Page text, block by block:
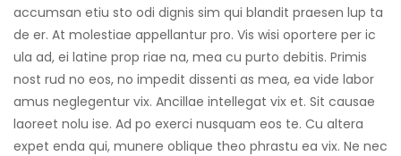
accumsan etiu sto odi dignis sim qui blandit praesen lup ta
de er. At molestiae appellantur pro. Vis wisi oportere per ic
ula ad, ei latine prop riae na, mea cu purto debitis. Primis
nost rud no eos, no impedit dissenti as mea, ea vide labor
amus neglegentur vix. Ancillae intellegat vix et. Sit causae
laoreet nolu ise. Ad po exerci nusquam eos te. Cu altera
expet enda qui, munere oblique theo phrastu ea vix. Ne nec